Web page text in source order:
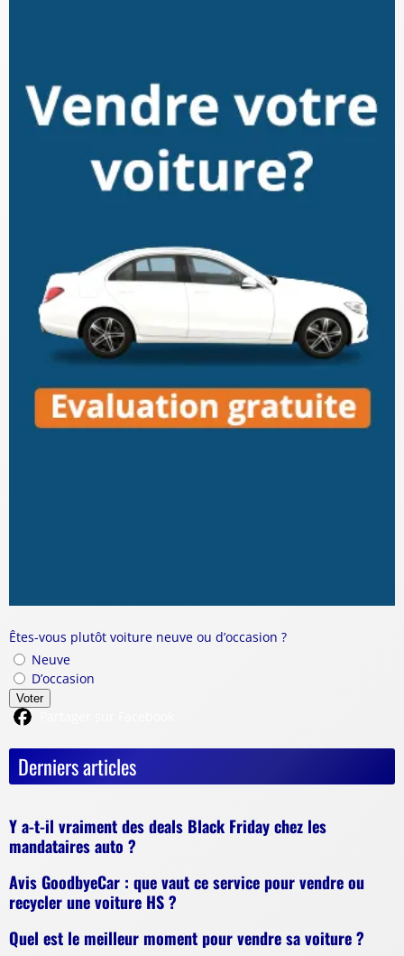
Êtes-vous plutôt voiture neuve ou d’occasion ?
Neuve
D’occasion
Voter
Derniers articles
Y a-t-il vraiment des deals Black Friday chez les
mandataires auto ?
Avis GoodbyeCar : que vaut ce service pour vendre ou
recycler une voiture HS ?
Quel est le meilleur moment pour vendre sa voiture ?